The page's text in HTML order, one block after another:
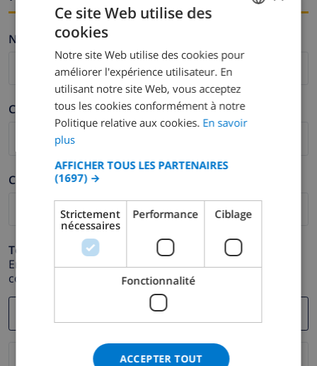
Nom *
Cognom *
Correu electrònic *
Telèfon *
En cas que la direcció de correu electrònic no funcioni
correctament.
DUTCH
SPANISH
GERMAN
DANISH
Ce site Web utilise des
cookies
Notre site Web utilise des cookies pour
améliorer l'expérience utilisateur. En
utilisant notre site Web, vous acceptez
tous les cookies conformément à notre
Politique relative aux cookies. En savoir
plus
AFFICHER TOUS LES PARTENAIRES
(1697) →
Strictement
nécessaires
Performance Ciblage
Fonctionnalité
ACCEPTER TOUT